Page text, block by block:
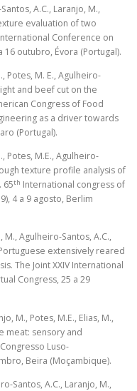
A.C., Laranjo, M.,
evaluation of two
Conference on
outubro, Évora (Portugal).
Potes, M. E., Agulheiro-
and beef cut on the
Congress of Food
as a driver towards
(Portugal).
Potes, M.E., Agulheiro-
texture profile analysis of
65th International congress of
4 a 9 agosto, Berlim
M., Agulheiro-Santos, A.C.,
Portuguese extensively reared
The Joint XXIV International
Congress, 25 a 29
M., Potes, M.E., Elias, M.,
meat: sensory and
Luso-
Beira (Moçambique).
Santos, A.C., Laranjo, M.,